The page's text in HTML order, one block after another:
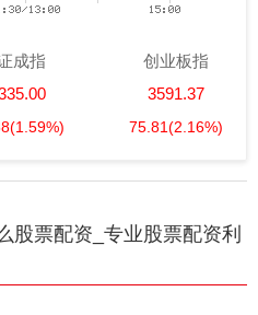
成指
(1.59%)
创业板指
3591.37
75.81(2.16%)
股票配资_专业股票配资利